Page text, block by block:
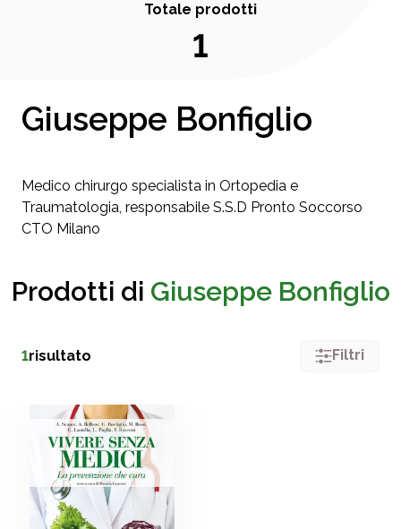
Totale prodotti
1
Giuseppe Bonfiglio
Medico chirurgo specialista in Ortopedia e
Traumatologia, responsabile S.S.D Pronto Soccorso
CTO Milano
Prodotti di Giuseppe Bonfiglio
1risultato Filtri